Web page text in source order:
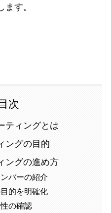
す。
目次
ティングとは
ングの目的
ングの進め方
バーの紹介
的を明確化
の確認